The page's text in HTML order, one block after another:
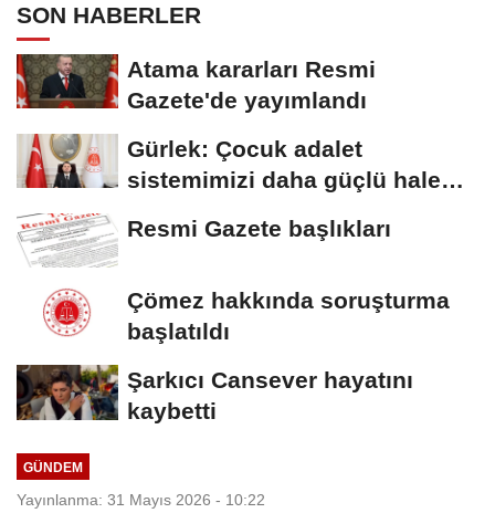
SON HABERLER
Atama kararları Resmi
Gazete'de yayımlandı
Gürlek: Çocuk adalet
sistemimizi daha güçlü hale
Resmi Gazete başlıkları
Çömez hakkında soruşturma
başlatıldı
Şarkıcı Cansever hayatını
kaybetti
GÜNDEM
Yayınlanma: 31 Mayıs 2026 - 10:22